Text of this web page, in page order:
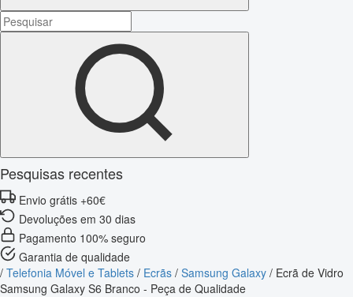
Pesquisas recentes
Envio grátis +60€
Devoluções em 30 dias
Pagamento 100% seguro
Garantia de qualidade
/ Telefonia Móvel e Tablets / Ecrãs / Samsung Galaxy / Ecrã de Vidro
Samsung Galaxy S6 Branco - Peça de Qualidade